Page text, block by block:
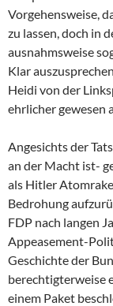
Vorgehensweise,
zu lassen, doch in
ausnahmsweise
Klar
Heidi von der
ehrlicher gewesen
Angesichts der
an der Macht ist-
als Hitler
Bedrohung
FDP nach langen
Appeasement-
Geschichte der
berechtigterweise
einem Paket